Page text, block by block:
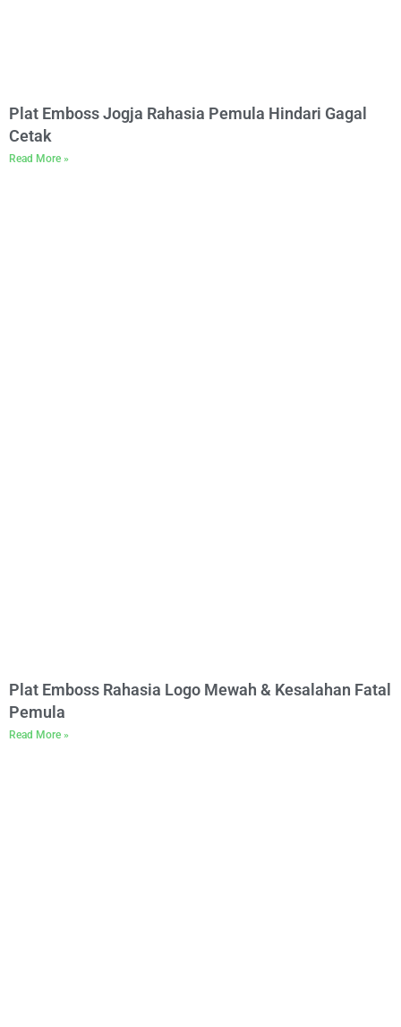
Plat Emboss Jogja Rahasia Pemula Hindari Gagal
Cetak
Read More »
Plat Emboss Rahasia Logo Mewah & Kesalahan Fatal
Pemula
Read More »